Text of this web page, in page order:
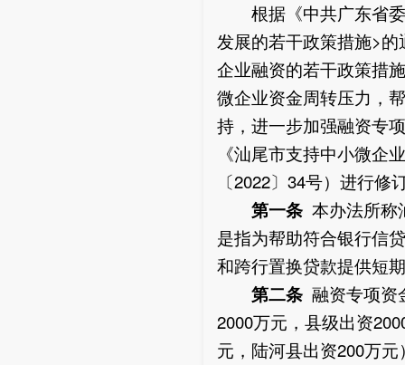
根据《中共广东省委
发展的若干政策措施>
企业融资的若干政策措
微企业资金周转压力，
持，进一步加强融资专
《汕尾市支持中小微企
〔2022〕34号）进行
第一条 本办法所称
是指为帮助符合银行信
和跨行置换贷款提供短
第二条 融资专项资
2000万元，县级出资
元，陆河县出资200万